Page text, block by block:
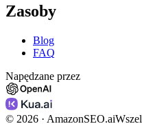
Zasoby
Blog
FAQ
Napędzane przez
© 2026 · AmazonSEO.ai